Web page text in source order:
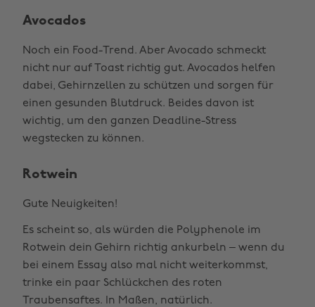
Avocados
Noch ein Food-Trend. Aber Avocado schmeckt
nicht nur auf Toast richtig gut. Avocados helfen
dabei, Gehirnzellen zu schützen und sorgen für
einen gesunden Blutdruck. Beides davon ist
wichtig, um den ganzen Deadline-Stress
wegstecken zu können.
Rotwein
Gute Neuigkeiten!
Es scheint so, als würden die Polyphenole im
Rotwein dein Gehirn richtig ankurbeln – wenn du
bei einem Essay also mal nicht weiterkommst,
trinke ein paar Schlückchen des roten
Traubensaftes. In Maßen, natürlich.